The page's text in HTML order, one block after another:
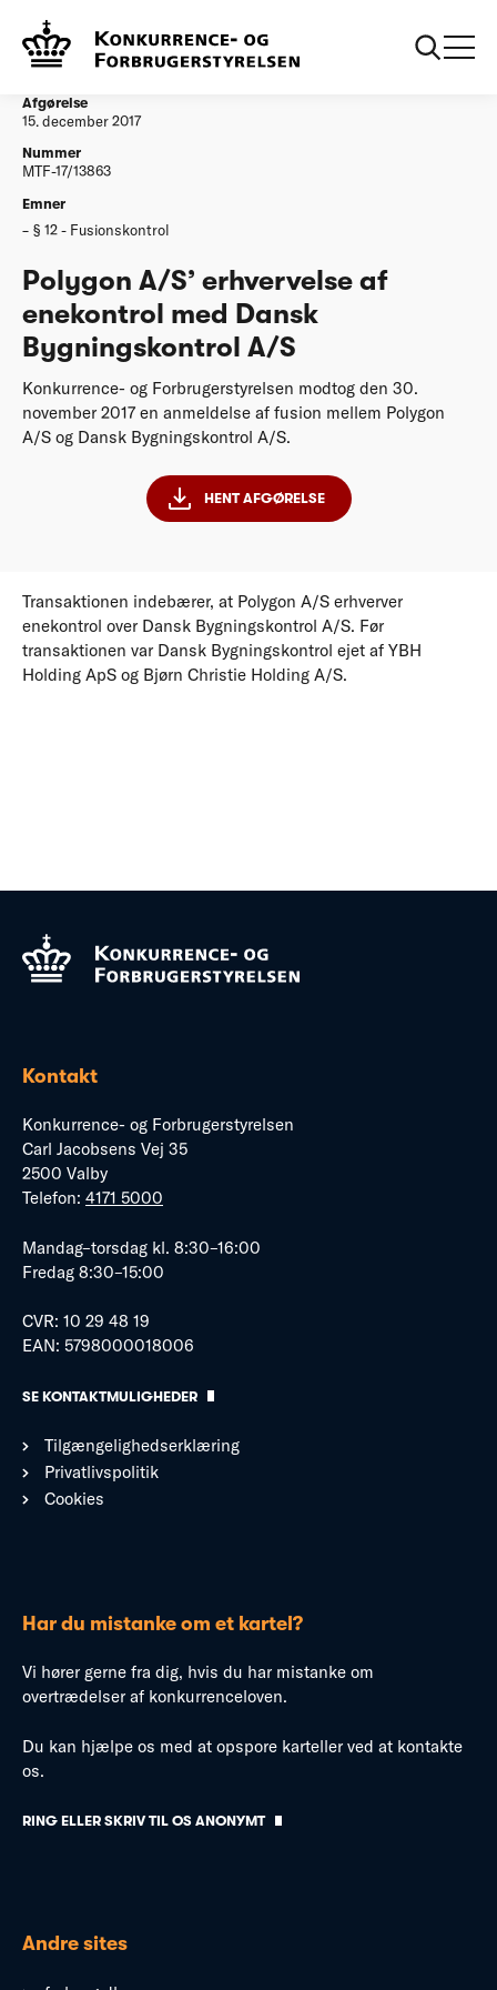
Afgørelser
med Dansk Bygningskontrol AS
Afgørelse
15. december 2017
Nummer
MTF-17/13863
Emner
§ 12 - Fusionskontrol
Polygon A/S’ erhvervelse af
enekontrol med Dansk
Bygningskontrol A/S
Konkurrence- og Forbrugerstyrelsen modtog den 30.
november 2017 en anmeldelse af fusion mellem Polygon
A/S og Dansk Bygningskontrol A/S.
HENT AFGØRELSE
Transaktionen indebærer, at Polygon A/S erhverver
enekontrol over Dansk Bygningskontrol A/S. Før
transaktionen var Dansk Bygningskontrol ejet af YBH
Holding ApS og Bjørn Christie Holding A/S.
Kontakt
Konkurrence- og Forbrugerstyrelsen
Carl Jacobsens Vej 35
2500 Valby
Telefon: 4171 5000
Mandag–torsdag kl. 8:30–16:00
Fredag 8:30–15:00
CVR: 10 29 48 19
EAN: 5798000018006
SE KONTAKTMULIGHEDER
Tilgængelighedserklæring
Privatlivspolitik
Cookies
Har du mistanke om et kartel?
Vi hører gerne fra dig, hvis du har mistanke om
overtrædelser af konkurrenceloven.
Du kan hjælpe os med at opspore karteller ved at kontakte
os.
RING ELLER SKRIV TIL OS ANONYMT
Andre sites